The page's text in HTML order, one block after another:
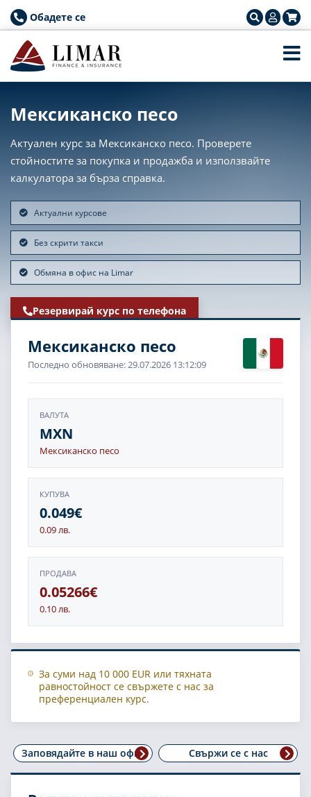
Обадете се
Мексиканско песо
Актуален курс за Мексиканско песо. Проверете
стойностите за покупка и продажба и използвайте
калкулатора за бърза справка.
Актуални курсове
Без скрити такси
Обмяна в офис на Limar
Резервирай курс по телефона
Мексиканско песо
Последно обновяване: 29.07.2026 13:12:09
ВАЛУТА
MXN
Мексиканско песо
КУПУВА
0.049€
0.09 лв.
ПРОДАВА
0.05266€
0.10 лв.
За суми над 10 000 EUR или тяхната
равностойност се свържете с нас за
преференциален курс.
Заповядайте в наш офис Свържи се с нас